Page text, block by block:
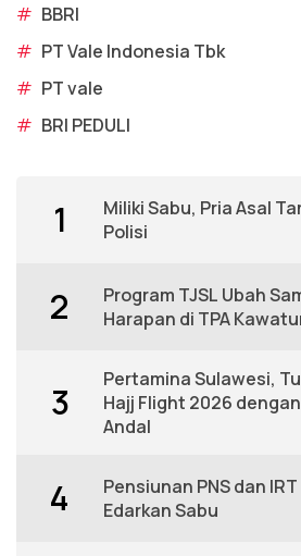
# BBRI
# PT Vale Indonesia Tbk
# PT vale
# BRI PEDULI
1
Miliki Sabu, Pria Asal
Polisi
2
Program TJSL Ubah
Harapan di TPA
3
Pertamina Sulawesi,
Hajj Flight 2026
Andal
4
Pensiunan PNS dan
Edarkan Sabu